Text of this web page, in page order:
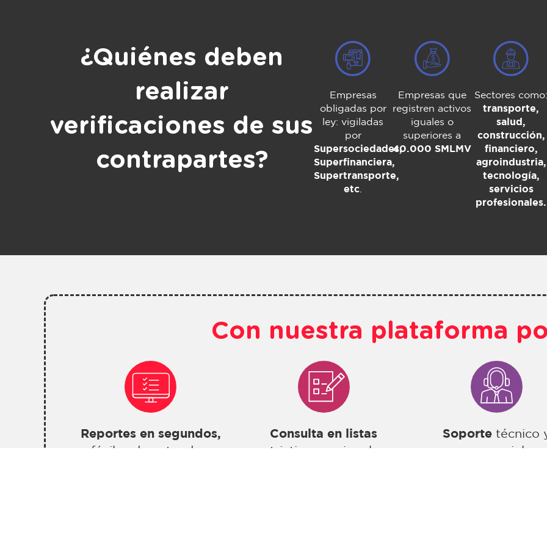
¿Quiénes deben
realizar
verificaciones de sus
contrapartes?
Empresas
obligadas por
ley: vigiladas
por
Supersociedades,
Superfinanciera,
Supertransporte,
etc
Empresas que
registren activos
iguales o
superiores a
40.000 SMLMV
Sectores
transporte,
salud,
construcción,
financiero,
agroindustria,
tecnología,
servicios
profesionales.
Con nuestra plataforma
Reportes en segundos,
fáciles de entender..
Consulta en listas
restrictivas nacionales e
Soporte técnico
comercial.